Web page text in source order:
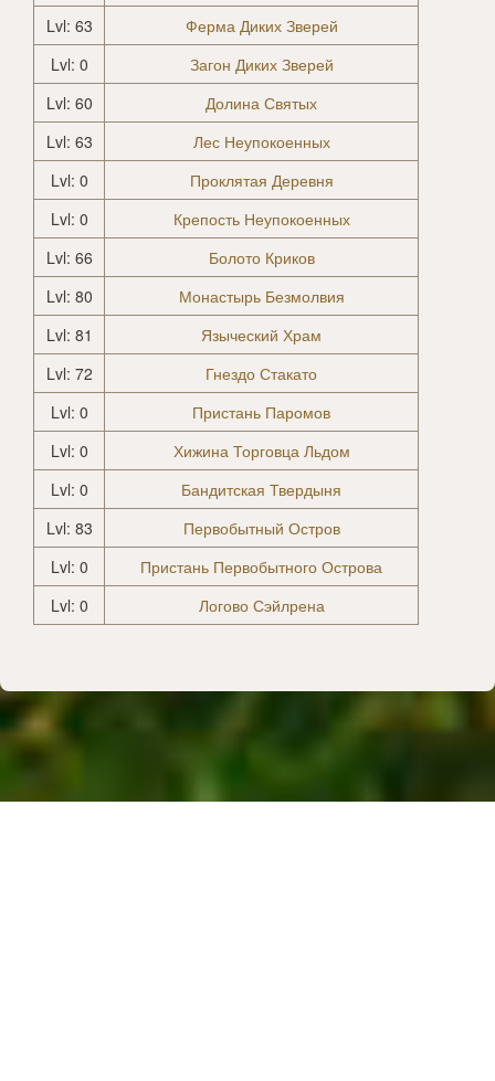
Lvl: 63
Ферма Диких Зверей
Lvl: 0
Загон Диких Зверей
Lvl: 60
Долина Святых
Lvl: 63
Лес Неупокоенных
Lvl: 0
Проклятая Деревня
Lvl: 0
Крепость Неупокоенных
Lvl: 66
Болото Криков
Lvl: 80
Монастырь Безмолвия
Lvl: 81
Языческий Храм
Lvl: 72
Гнездо Стакато
Lvl: 0
Пристань Паромов
Lvl: 0
Хижина Торговца Льдом
Lvl: 0
Бандитская Твердыня
Lvl: 83
Первобытный Остров
Lvl: 0
Пристань Первобытного Острова
Lvl: 0
Логово Сэйлрена